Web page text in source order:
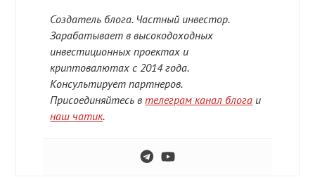
Создатель блога. Частный инвестор.
Зарабатывает в высокодоходных
инвестиционных проектах и
криптовалютах с 2014 года.
Консультирует партнеров.
Присоединяйтесь втелеграм канал блога и
наш чатик.